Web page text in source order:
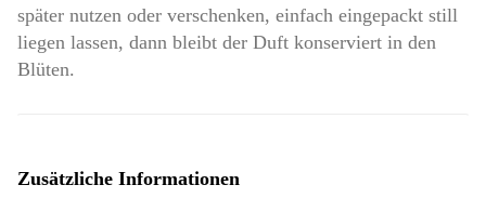
später nutzen oder verschenken, einfach eingepackt still
liegen lassen, dann bleibt der Duft konserviert in den
Blüten.
Zusätzliche Informationen